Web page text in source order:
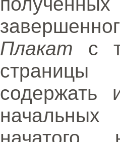
Плакат с